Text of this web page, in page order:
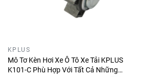
KPLUS
Mô Tơ Kèn Hơi Xe Ô Tô Xe Tải KPLUS
K101-C Phù Hợp Với Tất Cả Những